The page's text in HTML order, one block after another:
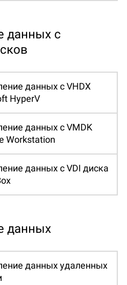
данных с
данных с VHDX
HyperV
данных с VMDK
Workstation
данных с VDI диска
данных
данных удаленных